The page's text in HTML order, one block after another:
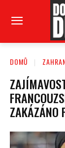
DOMŮ
ZAKÁZÁNO